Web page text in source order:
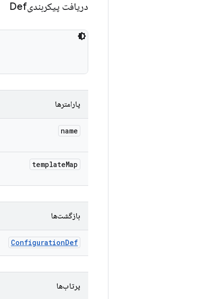
دریافت پیکربندیDef
پارامترها
name
templateMap
بازگشت‌ها
ConfigurationDef
پرتاب‌ها